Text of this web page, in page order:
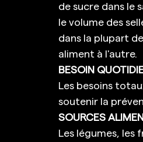
de sucre dans le
le volume des
dans la plupart
aliment à l'autre.
BESOIN
Les besoins
soutenir la
SOURCES
Les légumes, les